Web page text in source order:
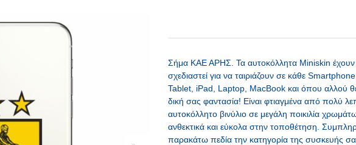
Σήμα ΚΑΕ ΑΡΗΣ. Τα αυτοκόλλητα Miniskin έχουν
σχεδιαστεί για να ταιριάζουν σε κάθε
Tablet, iPad, Laptop, MacBook και όπου αλλού
δική σας φαντασία! Είναι φτιαγμένα από πολύ
αυτοκόλλητο βινύλιο σε μεγάλη ποικιλία
ανθεκτικά και εύκολα στην τοποθέτηση.
παρακάτω πεδία την κατηγορία της συσκευής